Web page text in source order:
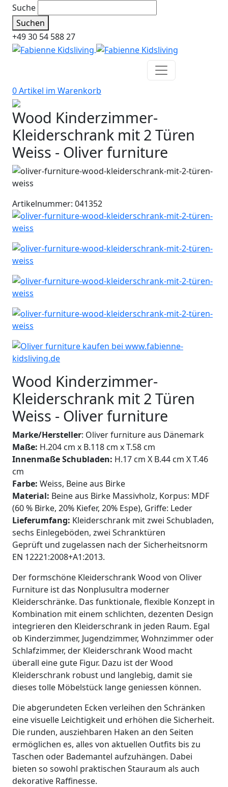
Suche
Suchen
+49 30 54 588 27
0 Artikel im Warenkorb
Wood Kinderzimmer-
Kleiderschrank mit 2 Türen
Weiss - Oliver furniture
Artikelnummer: 041352
Wood Kinderzimmer-
Kleiderschrank mit 2 Türen
Weiss - Oliver furniture
Marke/Hersteller: Oliver furniture aus Dänemark
Maße: H.204 cm x B.118 cm x T.58 cm
Innenmaße Schubladen: H.17 cm X B.44 cm X T.46
cm
Farbe: Weiss, Beine aus Birke
Material: Beine aus Birke Massivholz, Korpus: MDF
(60 % Birke, 20% Kiefer, 20% Espe), Griffe: Leder
Lieferumfang: Kleiderschrank mit zwei Schubladen,
sechs Einlegeböden, zwei Schranktüren
Geprüft und zugelassen nach der Sicherheitsnorm
EN 12221:2008+A1:2013.
Der formschöne Kleiderschrank Wood von Oliver
Furniture ist das Nonplusultra moderner
Kleiderschränke. Das funktionale, flexible Konzept in
Kombination mit einem schlichten, dezenten Design
integrieren den Kleiderschrank in jeden Raum. Egal
ob Kinderzimmer, Jugendzimmer, Wohnzimmer oder
Schlafzimmer, der Kleiderschrank Wood macht
überall eine gute Figur. Dazu ist der Wood
Kleiderschrank robust und langlebig, damit sie
dieses tolle Möbelstück lange geniessen können.
Die abgerundeten Ecken verleihen den Schränken
eine visuelle Leichtigkeit und erhöhen die Sicherheit.
Die runden, ausziehbaren Haken an den Seiten
ermöglichen es, alles von aktuellen Outfits bis zu
Taschen oder Bademantel aufzuhängen. Dabei
bieten so sowohl praktischen Stauraum als auch
dekorative Raffinesse.